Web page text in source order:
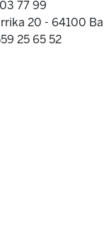
77 99
20 - 64100
25 65 52